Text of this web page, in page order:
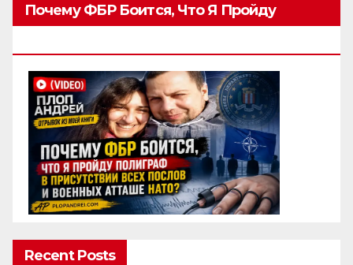
Почему ФБР Боится, Что Я Пройду
Recent Posts